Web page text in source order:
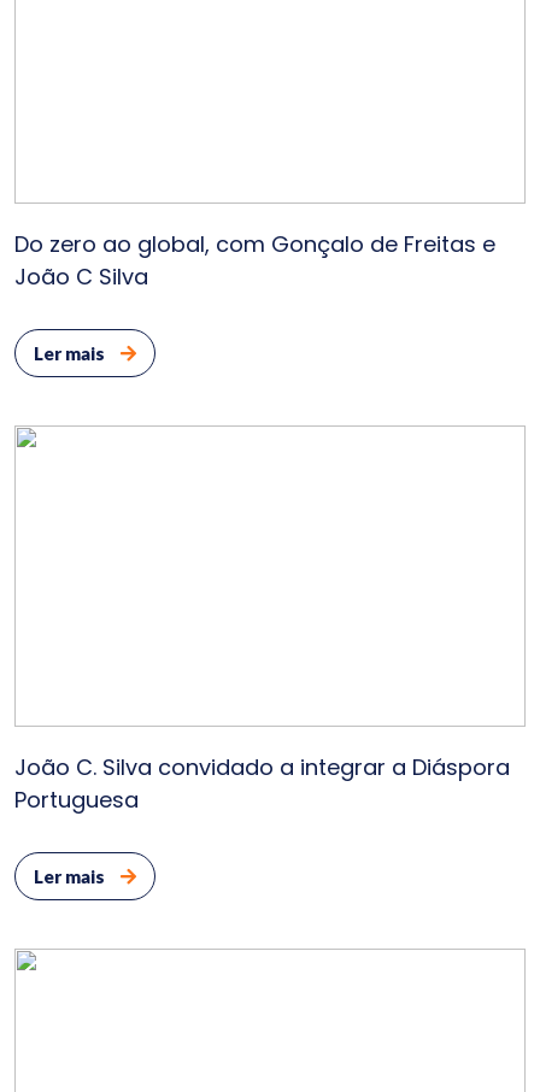
Do zero ao global, com Gonçalo de Freitas e
João C Silva
Ler mais
João C. Silva convidado a integrar a Diáspora
Portuguesa
Ler mais